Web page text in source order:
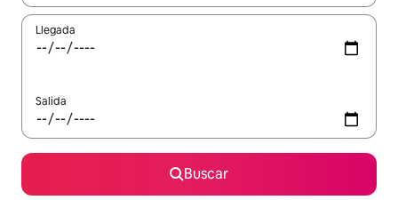
Llegada
Salida
Buscar